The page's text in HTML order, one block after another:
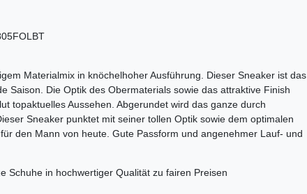
Materialmix in knöchelhoher Ausführung. Dieser Sneaker ist das
Saison. Die Optik des Obermaterials sowie das attraktive Finish
topaktuelles Aussehen. Abgerundet wird das ganze durch
Sneaker punktet mit seiner tollen Optik sowie dem optimalen
den Mann von heute. Gute Passform und angenehmer Lauf- und
Schuhe in hochwertiger Qualität zu fairen Preisen